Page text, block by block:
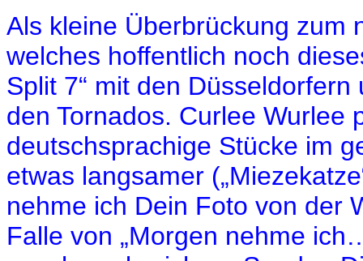
Als kleine Überbrückung zum
welches hoffentlich noch
Split 7“ mit den
den Tornados. Curlee Wurlee
deutschsprachige Stücke im
etwas langsamer
nehme ich Dein Foto von der
Falle von „Morgen nehme